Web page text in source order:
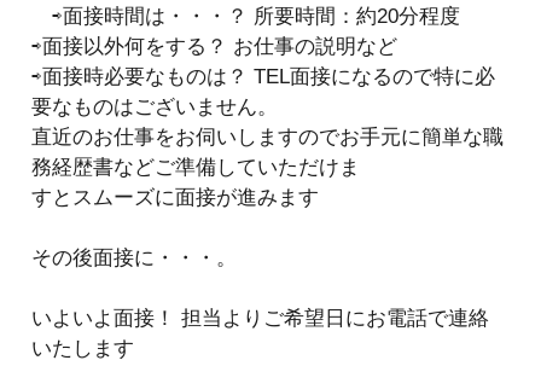
⇨面接時間は・・・？ 所要時間：約20分程度
⇨面接以外何をする？ お仕事の説明など
⇨面接時必要なものは？ TEL面接になるので特に必
要なものはございません。
直近のお仕事をお伺いしますのでお手元に簡単な職
務経歴書などご準備していただけま
すとスムーズに面接が進みます
その後面接に・・・。
いよいよ面接！ 担当よりご希望日にお電話で連絡
いたします